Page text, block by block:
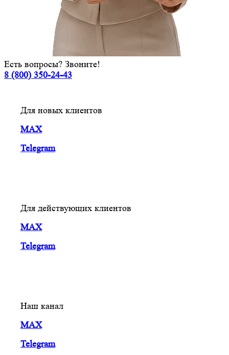
Есть вопросы? Звоните!
8 (800) 350-24-43
Для новых клиентов
MAX
Telegram
Для действующих клиентов
MAX
Telegram
Наш канал
MAX
Telegram